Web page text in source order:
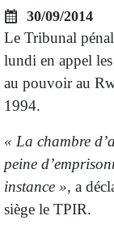
30/09/2014
Le Tribunal
lundi en appel
au pouvoir au
1994.
« La chambre
peine
instance », a
siège le TPIR.